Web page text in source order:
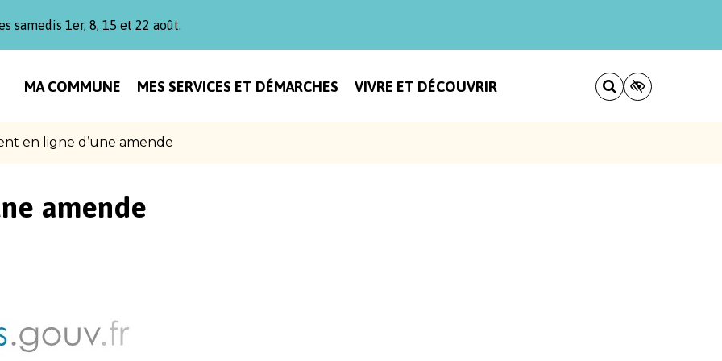
samedis 1er, 8, 15 et 22 août.
MA COMMUNE MES SERVICES ET DÉMARCHES VIVRE ET DÉCOUVRIR
en ligne d’une amende
amende